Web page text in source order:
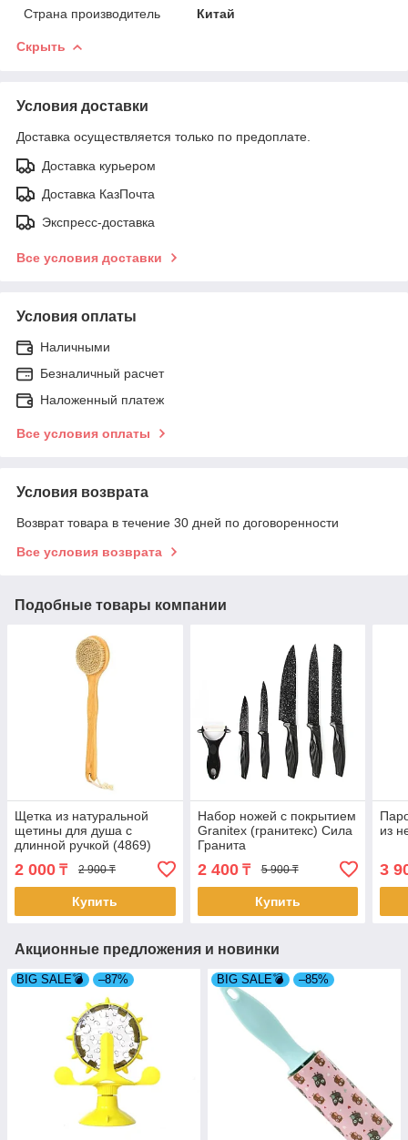
Страна производитель Китай
Скрыть
Условия доставки
Доставка осуществляется только по предоплате.
Доставка курьером
Доставка КазПочта
Экспресс-доставка
Все условия доставки
Условия оплаты
Наличными
Безналичный расчет
Наложенный платеж
Все условия оплаты
Условия возврата
Возврат товара в течение 30 дней по договоренности
Все условия возврата
Подобные товары компании
Щетка из натуральной
щетины для душа с
длинной ручкой (4869)
2 000 ₸ 2 900 ₸
Купить
Набор ножей с покрытием
Granitex (гранитекс) Сила
Гранита
2 400₸ 5 900 ₸
Купить
из
3
Акционные предложения и новинки
BIG SALE💣 –87% BIG SALE💣 –85%